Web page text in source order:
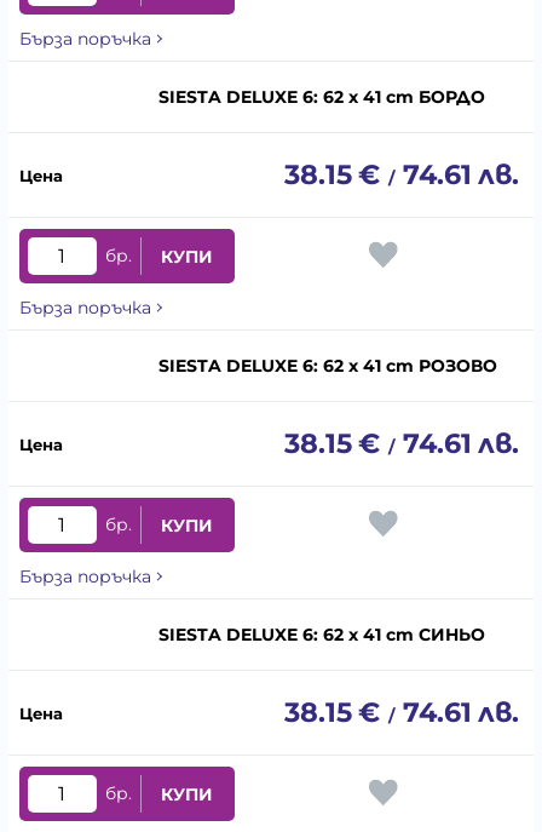
Бърза поръчка
SIESTA DELUXE 6: 62 x 41 cm БОРДО
38.15€ / 74.61 лв.
бр. КУПИ
Бърза поръчка
SIESTA DELUXE 6: 62 x 41 cm РОЗОВО
38.15€ / 74.61 лв.
бр. КУПИ
Бърза поръчка
SIESTA DELUXE 6: 62 x 41 cm СИНЬО
38.15€ / 74.61 лв.
бр. КУПИ